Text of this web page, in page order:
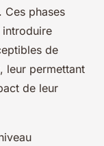
Ces phases
introduire
de
leur permettant
de leur